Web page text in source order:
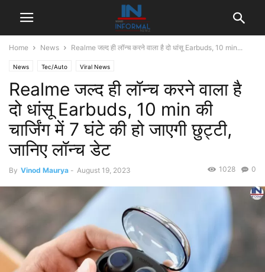
Home News Realme जल्द ही लॉन्च करने वाला है दो धांसू Earbuds, 10 min...
News Tec/Auto Viral News
Realme जल्द ही लॉन्च करने वाला है
दो धांसू Earbuds, 10 min की
चार्जिंग में 7 घंटे की हो जाएगी छुट्टी,
जानिए लॉन्च डेट
By Vinod Maurya - August 19, 2023 0
1028